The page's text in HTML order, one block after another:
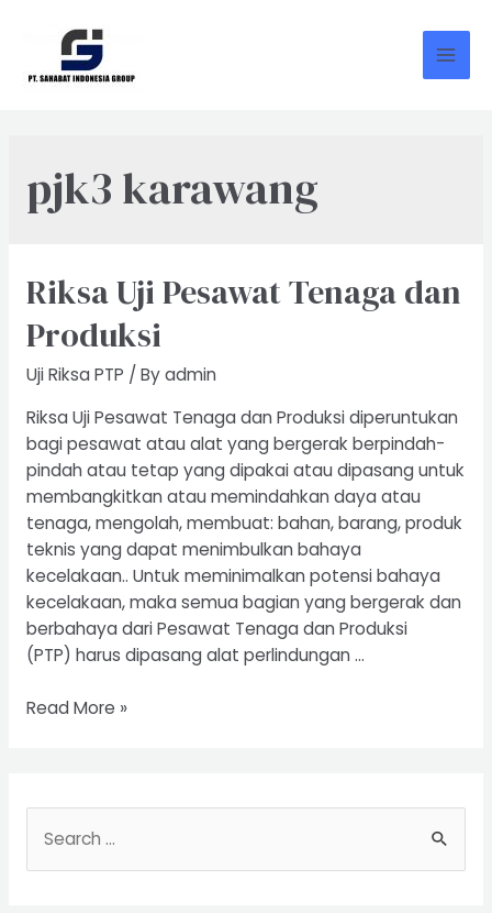
content
pjk3 karawang
Riksa Uji Pesawat Tenaga dan
Produksi
Uji Riksa PTP / Byadmin
Riksa Uji Pesawat Tenaga dan Produksi diperuntukan
bagi pesawat atau alat yang bergerak berpindah-
pindah atau tetap yang dipakai atau dipasang untuk
membangkitkan atau memindahkan daya atau
tenaga, mengolah, membuat: bahan, barang, produk
teknis yang dapat menimbulkan bahaya
kecelakaan.. Untuk meminimalkan potensi bahaya
kecelakaan, maka semua bagian yang bergerak dan
berbahaya dari Pesawat Tenaga dan Produksi
(PTP) harus dipasang alat perlindungan …
Riksa
dan
Produksi
Read More »